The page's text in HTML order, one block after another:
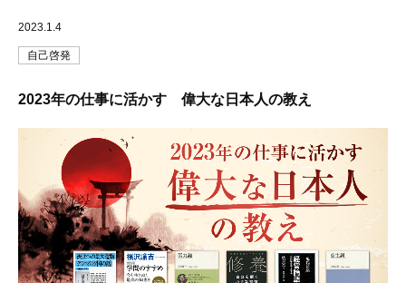
2023.1.4
自己啓発
2023年の仕事に活かす 偉大な日本人の教え